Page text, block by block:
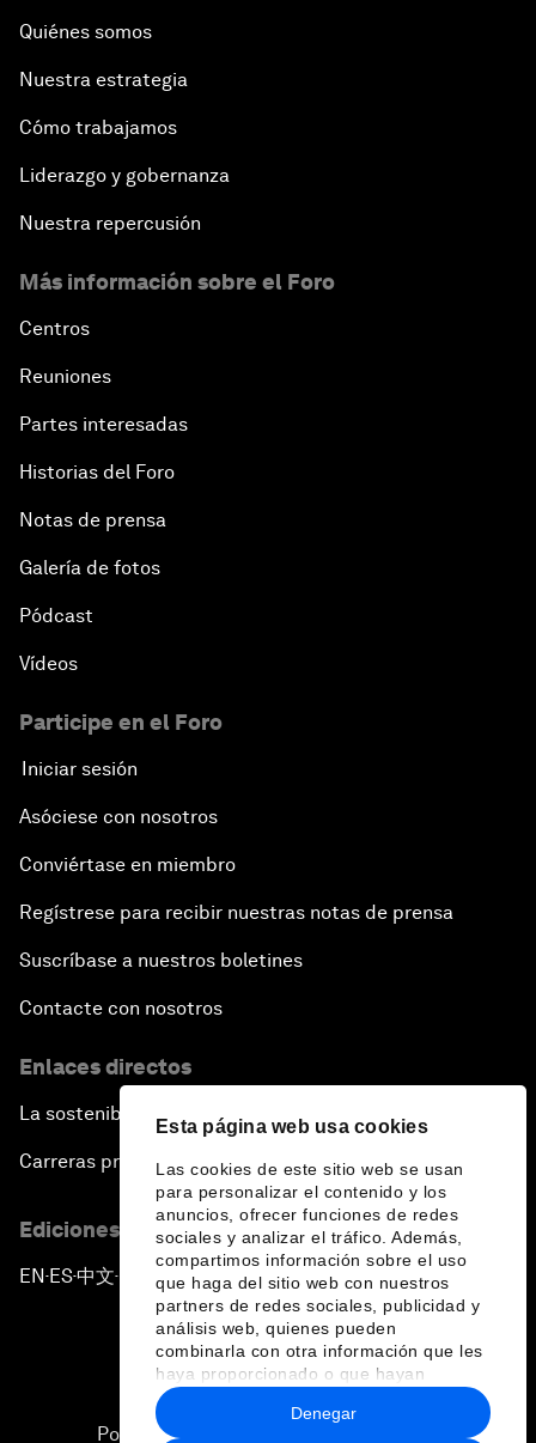
Esta página web usa cookies
Las cookies de este sitio web se usan
para personalizar el contenido y los
anuncios, ofrecer funciones de redes
sociales y analizar el tráfico. Además,
compartimos información sobre el uso
que haga del sitio web con nuestros
partners de redes sociales, publicidad y
análisis web, quienes pueden
combinarla con otra información que les
haya proporcionado o que hayan
recopilado a partir del uso que haya
hecho de sus servicios.
Denegar
Quiénes somos
Nuestra estrategia
Cómo trabajamos
Liderazgo y gobernanza
Nuestra repercusión
Más información sobre el Foro
Centros
Reuniones
Partes interesadas
Historias del Foro
Notas de prensa
Galería de fotos
Pódcast
Vídeos
Participe en el Foro
Iniciar sesión
Asóciese con nosotros
Conviértase en miembro
Regístrese para recibir nuestras notas de prensa
Suscríbase a nuestros boletines
Contacte con nosotros
Enlaces directos
La sostenibilidad en el Foro
Carreras profesionales
Ediciones en otros idiomas
EN ▪ ES▪中文▪ 日本語
Política de privacidad y normas de uso